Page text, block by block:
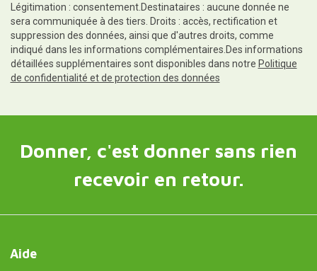
Légitimation : consentement.Destinataires : aucune donnée ne
sera communiquée à des tiers. Droits : accès, rectification et
suppression des données, ainsi que d'autres droits, comme
indiqué dans les informations complémentaires.Des informations
détaillées supplémentaires sont disponibles dans notre Politique
de confidentialité et de protection des données
Donner, c'est donner sans rien
recevoir en retour.
Aide